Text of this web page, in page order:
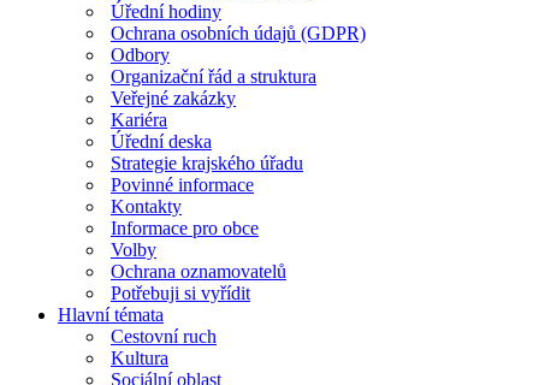
Úřední hodiny
Ochrana osobních údajů (GDPR)
Odbory
Organizační řád a struktura
Veřejné zakázky
Kariéra
Úřední deska
Strategie krajského úřadu
Povinné informace
Kontakty
Informace pro obce
Volby
Ochrana oznamovatelů
Potřebuji si vyřídit
Hlavní témata
Cestovní ruch
Kultura
Sociální oblast